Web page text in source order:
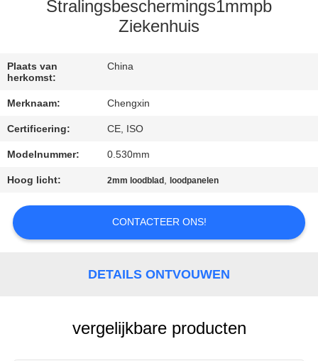
NIEUWS
SITEMAP
PRIVACY
POLICY
Stralingsbeschermings1mmpb
Ziekenhuis
Plaats van
herkomst:
China
Merknaam: Chengxin
Certificering: CE, ISO
Modelnummer: 0.530mm
Hoog licht: 2mm loodblad , loodpanelen
CONTACTEER ONS!
DETAILS ONTVOUWEN
vergelijkbare producten